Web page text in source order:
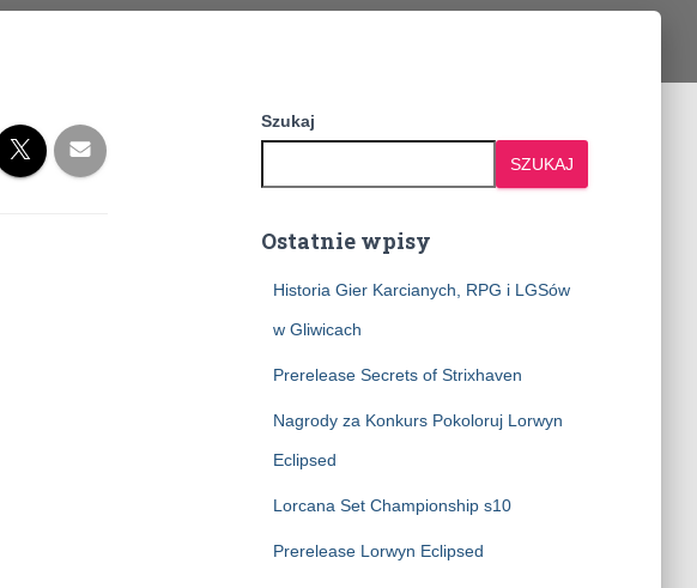
Szukaj
SZUKAJ
Ostatnie wpisy
Historia Gier Karcianych, RPG i LGSów
w Gliwicach
Prerelease Secrets of Strixhaven
Nagrody za Konkurs Pokoloruj Lorwyn
Eclipsed
Lorcana Set Championship s10
Prerelease Lorwyn Eclipsed